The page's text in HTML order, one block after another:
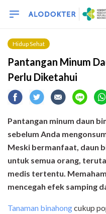
Hidup Sehat
Pantangan Minum
Perlu Diketahui
Pantangan minum daun
sebelum Anda
Meski bermanfaat, daun
untuk semua orang,
medis tertentu.
mencegah efek samping
Tanaman binahongcukup